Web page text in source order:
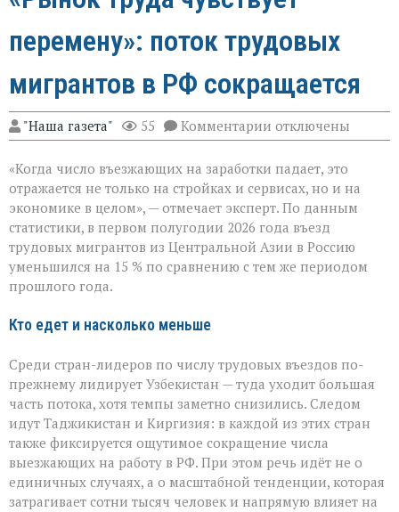
перемену»: поток трудовых
мигрантов в РФ сокращается
"Наша газета" 55 Комментарии к
записи
труда
чувствует
перемену»:
поток
трудовых
мигрантов
в
РФ
отключены
«Когда число въезжающих на заработки падает, это
отражается не только на стройках и сервисах, но и на
экономике в целом», — отмечает эксперт. По данным
статистики, в первом полугодии 2026 года въезд
трудовых мигрантов из Центральной Азии в Россию
уменьшился на 15 % по сравнению с тем же периодом
прошлого года.
Кто едет и насколько меньше
Среди стран-лидеров по числу трудовых въездов по-
прежнему лидирует Узбекистан — туда уходит большая
часть потока, хотя темпы заметно снизились. Следом
идут Таджикистан и Киргизия: в каждой из этих стран
также фиксируется ощутимое сокращение числа
выезжающих на работу в РФ. При этом речь идёт не о
единичных случаях, а о масштабной тенденции, которая
затрагивает сотни тысяч человек и напрямую влияет на